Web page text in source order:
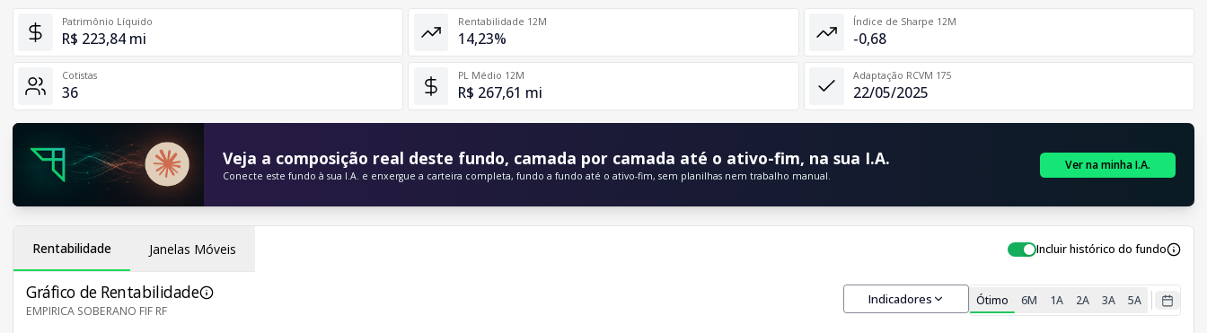
Patrimônio Líquido
R$ 223,84 mi
Rentabilidade 12M
14,23%
Índice de Sharpe 12M
-0,68
Cotistas
36
PL Médio 12M
R$ 267,61 mi
Adaptação RCVM 175
22/05/2025
Veja a composição real deste fundo, camada por camada até o ativo-fim, na sua I.A.
Conecte este fundo à sua I.A. e enxergue a carteira completa, fundo a fundo até o ativo-fim, sem planilhas nem trabalho manual.
Ver na minha I.A.
Rentabilidade Janelas Móveis Incluir histórico do fundo
Gráfico de Rentabilidade
EMPIRICA SOBERANO FIF RF
Indicadores Ótimo 6M 1A 2A 3A 5A